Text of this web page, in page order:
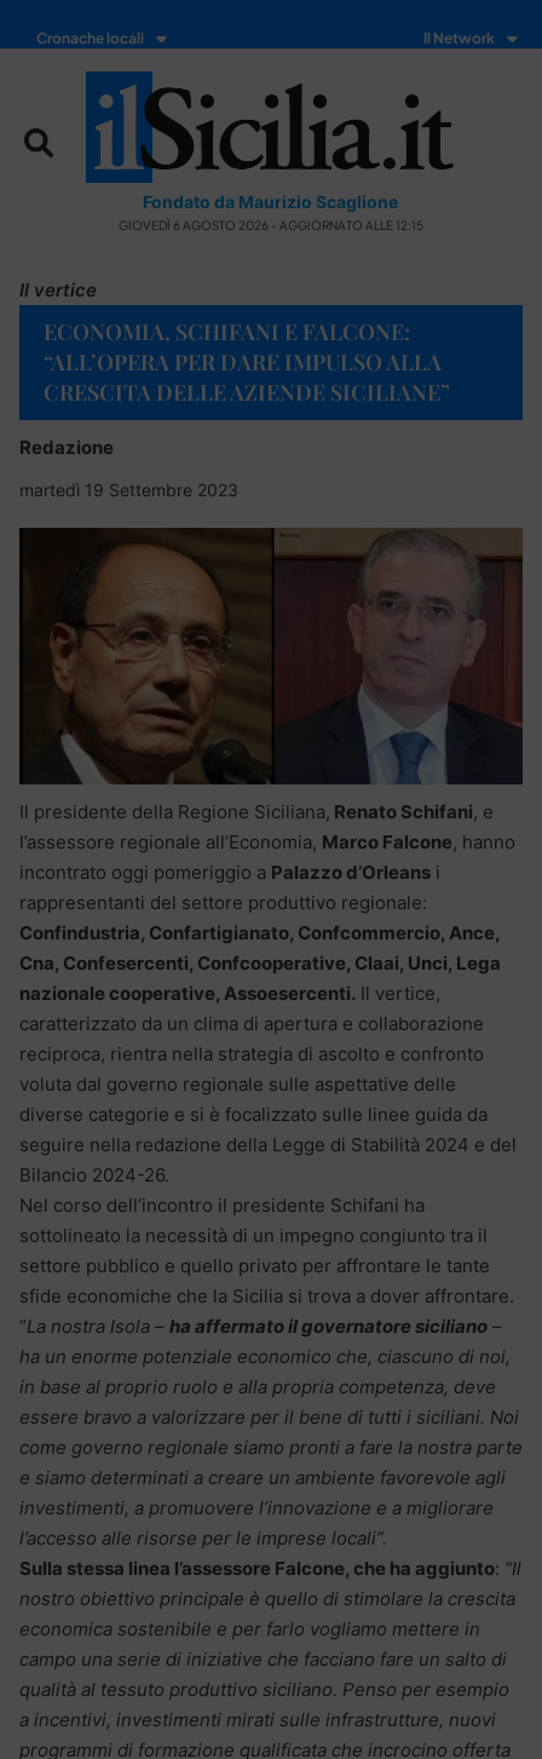
Cronache locali Il Network
Fondato da Maurizio Scaglione
GIOVEDÌ 6 AGOSTO 2026 - AGGIORNATO ALLE 12:15
Il vertice
ECONOMIA, SCHIFANI E FALCONE:
“ALL’OPERA PER DARE IMPULSO ALLA
CRESCITA DELLE AZIENDE SICILIANE”
Redazione
martedì 19 Settembre 2023
Il presidente della Regione Siciliana, Renato Schifani, e
l’assessore regionale all’Economia, Marco Falcone, hanno
incontrato oggi pomeriggio a Palazzo d’Orleans i
rappresentanti del settore produttivo regionale:
Confindustria, Confartigianato, Confcommercio, Ance,
Cna, Confesercenti, Confcooperative, Claai, Unci, Lega
nazionale cooperative, Assoesercenti. Il vertice,
caratterizzato da un clima di apertura e collaborazione
reciproca, rientra nella strategia di ascolto e confronto
voluta dal governo regionale sulle aspettative delle
diverse categorie e si è focalizzato sulle linee guida da
seguire nella redazione della Legge di Stabilità 2024 e del
Bilancio 2024-26.
Nel corso dell’incontro il presidente Schifani ha
sottolineato la necessità di un impegno congiunto tra il
settore pubblico e quello privato per affrontare le tante
sfide economiche che la Sicilia si trova a dover affrontare.
“La nostra Isola – ha affermato il governatore siciliano –
ha un enorme potenziale economico che, ciascuno di noi,
in base al proprio ruolo e alla propria competenza, deve
essere bravo a valorizzare per il bene di tutti i siciliani. Noi
come governo regionale siamo pronti a fare la nostra parte
e siamo determinati a creare un ambiente favorevole agli
investimenti, a promuovere l’innovazione e a migliorare
l’accesso alle risorse per le imprese locali”.
Sulla stessa linea l’assessore Falcone, che ha aggiunto: “Il
nostro obiettivo principale è quello di stimolare la crescita
economica sostenibile e per farlo vogliamo mettere in
campo una serie di iniziative che facciano fare un salto di
qualità al tessuto produttivo siciliano. Penso per esempio
a incentivi, investimenti mirati sulle infrastrutture, nuovi
programmi di formazione qualificata che incrocino offerta